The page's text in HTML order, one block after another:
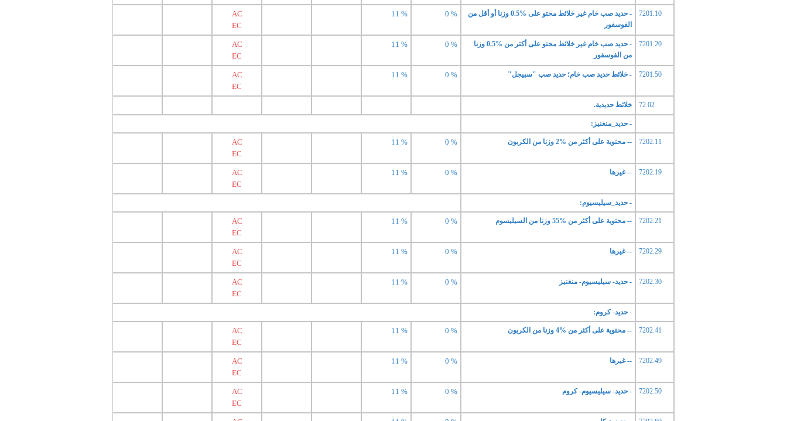
7201.10
- حديد صب خام غير خلائط محتو على %0.5 وزنا أو أقل من
الفوسفور
0 %
11 %
AC
EC
7201.20
- حديد صب خام غير خلائط محتو على أكثر من %0.5 وزنا
من الفوسفور
0 %
11 %
AC
EC
7201.50 - خلائط حديد صب خام؛ حديد صب "سبيجل" 0 %
11 %
AC
EC
72.02 خلائط حديدية.
- حديد_منغنيز:
7202.11 -- محتوية على أكثر من %2 وزنا من الكربون 0 %
11 %
AC
EC
7202.19 -- غيرها 0 %
11 %
AC
EC
- حديد_سيليسيوم:
7202.21 -- محتوية على أكثر من %55 وزنا من السيليسوم 0 %
11 %
AC
EC
7202.29 -- غيرها 0 %
11 %
AC
EC
7202.30 - حديد- سيليسيوم- منغنيز 0 %
11 %
AC
EC
- حديد- كروم:
7202.41 -- محتوية على أكثر من %4 وزنا من الكربون 0 %
11 %
AC
EC
7202.49 -- غيرها 0 %
11 %
AC
EC
7202.50 - حديد- سيليسيوم- كروم 0 %
11 %
AC
EC